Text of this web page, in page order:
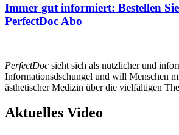
Immer gut informiert: Bestellen
PerfectDoc Abo
PerfectDoc sieht sich als nützlicher und
Informationsdschungel und will Menschen
ästhetischer Medizin über die vielfältigen
Aktuelles Video